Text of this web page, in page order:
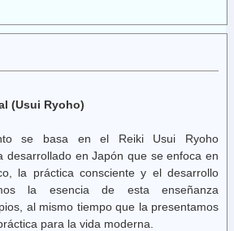
(Usui Ryoho)
se basa en el Reiki Usui Ryoho
desarrollado en Japón que se enfoca en
la práctica consciente y el desarrollo
la esencia de esta enseñanza
al mismo tiempo que la presentamos
para la vida moderna.